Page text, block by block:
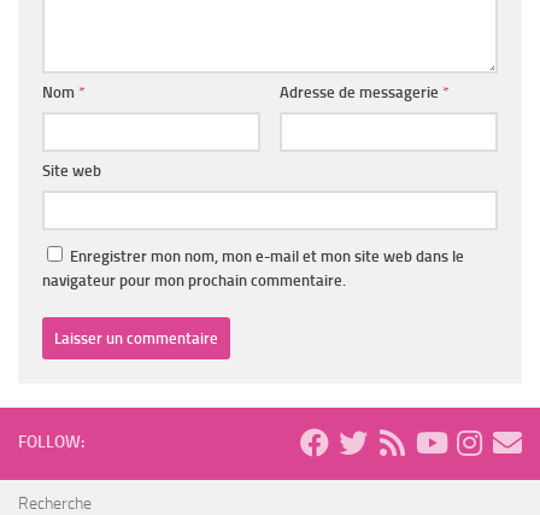
Nom * Adresse de messagerie *
Site web
Enregistrer mon nom, mon e-mail et mon site web dans le
navigateur pour mon prochain commentaire.
FOLLOW:
Recherche